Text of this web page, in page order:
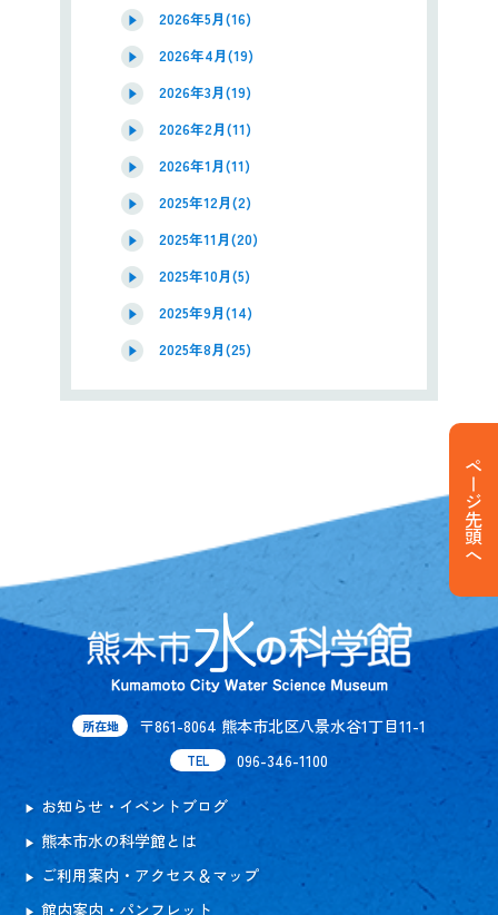
2026年5月(16)
2026年4月(19)
2026年3月(19)
2026年2月(11)
2026年1月(11)
2025年12月(2)
2025年11月(20)
2025年10月(5)
2025年9月(14)
2025年8月(25)
ページ先頭へ
所在地 〒861-8064 熊本市北区八景水谷1丁目11-1
TEL 096-346-1100
お知らせ・イベントブログ
熊本市水の科学館とは
ご利用案内・アクセス＆マップ
館内案内・パンフレット